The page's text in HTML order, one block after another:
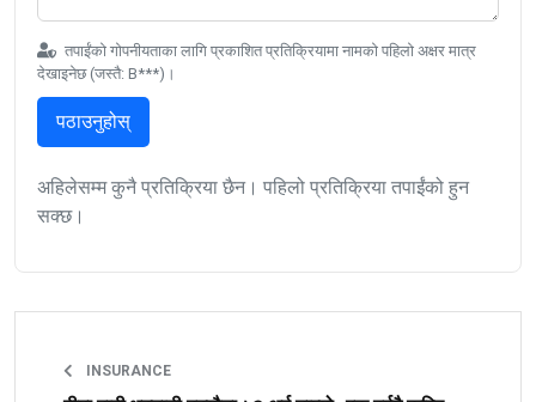
तपाईंको गोपनीयताका लागि प्रकाशित प्रतिक्रियामा नामको पहिलो अक्षर मात्र
देखाइनेछ (जस्तै: B***)।
पठाउनुहोस्
अहिलेसम्म कुनै प्रतिक्रिया छैन। पहिलो प्रतिक्रिया तपाईंको हुन
सक्छ।
INSURANCE